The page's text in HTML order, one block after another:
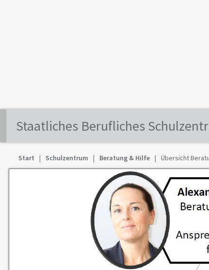
Staatliches Berufliches
Start Schulzentrum Beratung & Hilfe Übersicht